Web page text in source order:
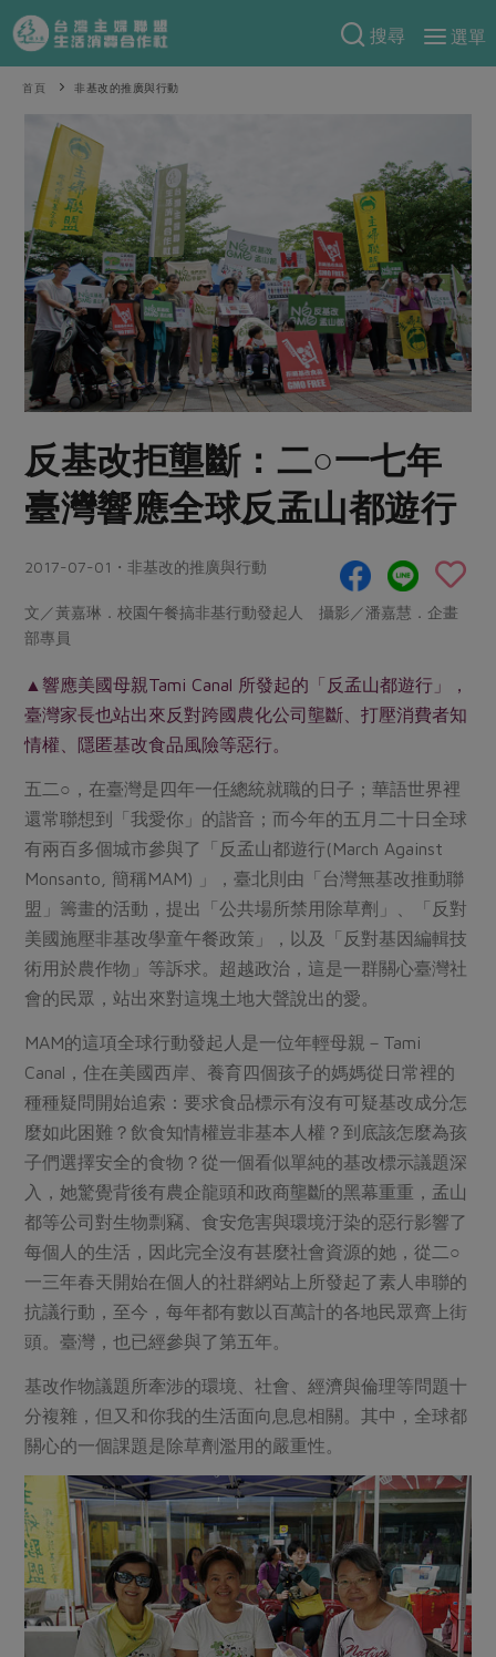
搜尋
選單
產品分類
當季蔬果
一籃菜
芽苗類
辛香料類
奶蛋豆・五穀
乳製品
豆製品 米麵雜糧
肉品・水產
畜產肉類 水產
調理食材・點心
調味醬料/南北貨
休閒零嘴 沖泡飲品
保健食品
居家好物
美妝保養 個人清潔
家庭清潔 織品
日用品 圖書禮品
防災用品
最新產品
優惠專區
素食專區
食譜料理
食材
米食
麵食
肉食
海鮮
常備菜
蛋料理
醬料
漬物
涼拌沙拉
飲品
主題食譜
異國料理
年菜食譜
養身食補
高麗菜海鮮煎餅
特別企畫
預購活動
把最好的台灣味帶回家！
防災用品預購圓滿結束
2026年端午節預購圓滿結束
更多預購活動
當季產品
合作25-經典快閃最後一週
合作25-精選產品第四彈
合作25-精選產品第三彈
更多當季產品
議題活動
主婦聯盟X樂齡網特約優惠案
30%rPET紅烏龍茶
2024農業發展計畫年度報告
更多議題活動
把最好的台灣味帶回家！
綠主張
觀點文章
主婦食堂 一籃菜真心話
社內大小事 合作聯合國
樂齡生活 親子食育
廚房瑜伽
關注議題
減硝酸鹽 惜食
非基改運動
廢核運動 能源議題
更多議題
生活者e週報
典藏閱覽室
關於合作社
認識合作社
關於我們
合作社組織
員工與求才
產品檢驗
自主把關
檢驗報告
硝酸鹽檢驗
社員權益
合作社法規
社務專區
選舉專區
媒體報導
下載專區
地區活動
社務會議 地區活動
活動報下載
重要公告
首頁 非基改的推廣與行動
反基改拒壟斷：二○一七年
臺灣響應全球反孟山都遊行
2017-07-01・非基改的推廣與行動
文／黃嘉琳．校園午餐搞非基行動發起人 攝影／潘嘉慧．企畫
部專員
▲響應美國母親Tami Canal 所發起的「反孟山都遊行」，
臺灣家長也站出來反對跨國農化公司壟斷、打壓消費者知
情權、隱匿基改食品風險等惡行。
五二○，在臺灣是四年一任總統就職的日子；華語世界裡
還常聯想到「我愛你」的諧音；而今年的五月二十日全球
有兩百多個城市參與了「反孟山都遊行(March Against
Monsanto, 簡稱MAM) 」，臺北則由「台灣無基改推動聯
盟」籌畫的活動，提出「公共場所禁用除草劑」、「反對
美國施壓非基改學童午餐政策」，以及「反對基因編輯技
術用於農作物」等訴求。超越政治，這是一群關心臺灣社
會的民眾，站出來對這塊土地大聲說出的愛。
MAM的這項全球行動發起人是一位年輕母親－Tami
Canal，住在美國西岸、養育四個孩子的媽媽從日常裡的
種種疑問開始追索：要求食品標示有沒有可疑基改成分怎
麼如此困難？飲食知情權豈非基本人權？到底該怎麼為孩
子們選擇安全的食物？從一個看似單純的基改標示議題深
入，她驚覺背後有農企龍頭和政商壟斷的黑幕重重，孟山
都等公司對生物剽竊、食安危害與環境汙染的惡行影響了
每個人的生活，因此完全沒有甚麼社會資源的她，從二○
一三年春天開始在個人的社群網站上所發起了素人串聯的
抗議行動，至今，每年都有數以百萬計的各地民眾齊上街
頭。臺灣，也已經參與了第五年。
基改作物議題所牽涉的環境、社會、經濟與倫理等問題十
分複雜，但又和你我的生活面向息息相關。其中，全球都
關心的一個課題是除草劑濫用的嚴重性。